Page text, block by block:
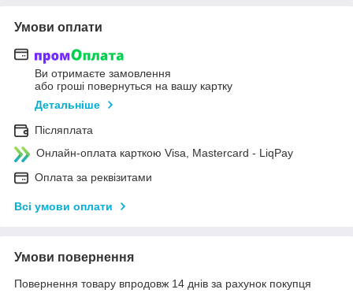
Умови оплати
Ви отримаєте замовлення
або гроші повернуться на вашу картку
Детальніше
Післяплата
Онлайн-оплата карткою Visa, Mastercard - LiqPay
Оплата за реквізитами
Всі умови оплати
Умови повернення
Повернення товару впродовж 14 днів за рахунок покупця